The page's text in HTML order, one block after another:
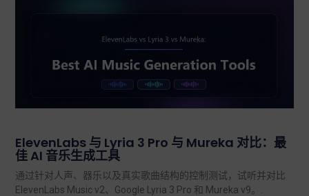
ElevenLabs 与 Lyria 3 Pro 与 Mureka 对比：最
佳 AI 音乐生成工具
通过针对人声、器乐以及真实歌曲结构的控制测试，试听并对比
ElevenLabs Music v2、Google Lyria 3 Pro 和 Mureka v9。.